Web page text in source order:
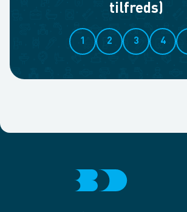
tilfreds)
1 2 3 4